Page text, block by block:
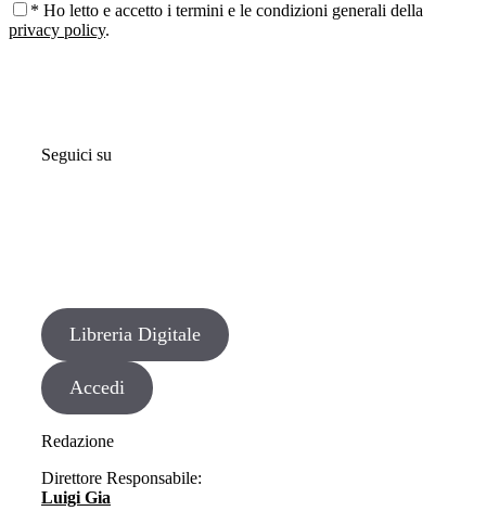
* Ho letto e accetto i termini e le condizioni generali della
privacy policy.
Seguici su
Libreria Digitale
Accedi
Redazione
Direttore Responsabile:
Luigi Gia